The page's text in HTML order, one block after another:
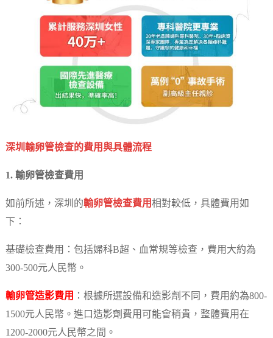
深圳輸卵管檢查的費用與具體流程
1. 輸卵管檢查費用
如前所述，深圳的輸卵管檢查費用相對較低，具體費用如
下：
基礎檢查費用：包括婦科B超、血常規等檢查，費用大約為
300-500元人民幣。
輸卵管造影費用 ：根據所選設備和造影劑不同，費用約為800-
1500元人民幣。進口造影劑費用可能會稍貴，整體費用在
1200-2000元人民幣之間。